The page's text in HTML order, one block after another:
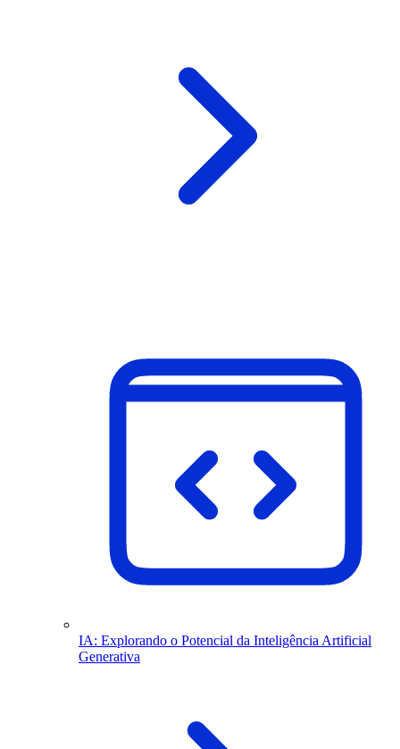
IA: Explorando o Potencial da Inteligência Artificial
Generativa